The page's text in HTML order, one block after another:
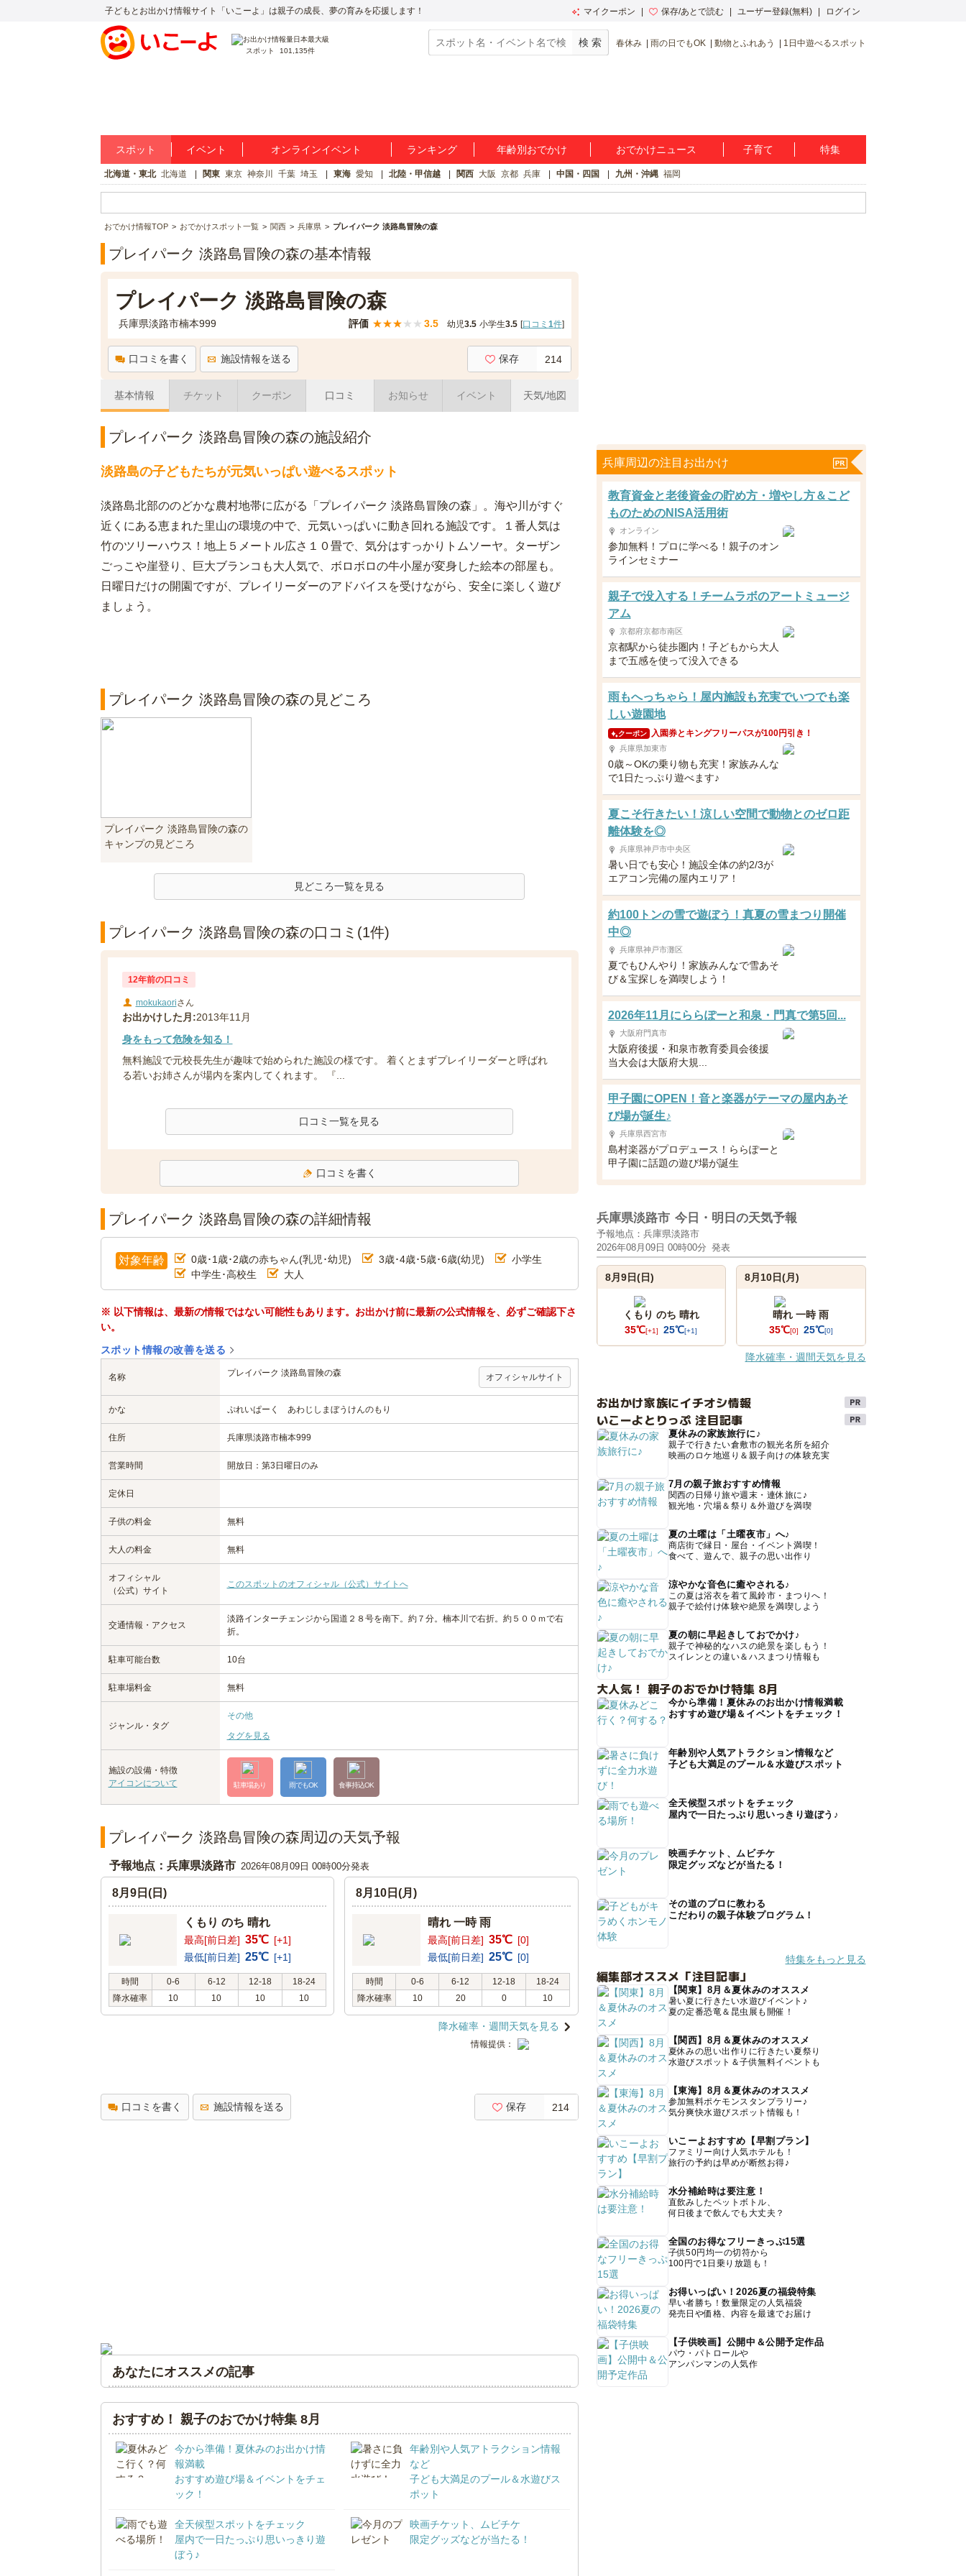
子どもとお出かけ情報サイト「いこーよ」は親子の成長、夢の育みを応援します！ マイクーポン 保存/あとで読む ユーザー登録(無料) ログイン
スポット 101,135件
春休み 雨の日でもOK 動物とふれあう 1日中遊べるスポット
スポット イベント オンラインイベント ランキング 年齢別おでかけ おでかけニュース 子育て 特集
北海道・東北 北海道 関東 東京 神奈川 千葉 埼玉 東海 愛知 北陸・甲信越 関西 大阪 京都 兵庫 中国・四国 九州・沖縄 福岡
おでかけ情報TOP おでかけスポット一覧 関西 兵庫県 プレイパーク 淡路島冒険の森
プレイパーク 淡路島冒険の森の基本情報
プレイパーク 淡路島冒険の森
兵庫県淡路市楠本999 評価 ★★★★ ★ 3.5 幼児3.5 小学生3.5 [口コミ 1件]
口コミを書く 施設情報を送る 保存 214
基本情報 チケット クーポン 口コミ お知らせ イベント 天気/地図
プレイパーク 淡路島冒険の森の施設紹介
淡路島の子どもたちが元気いっぱい遊べるスポット
淡路島北部ののどかな農村地帯に広がる「プレイパーク 淡路島冒険の森」。海や川がすぐ
近くにある恵まれた里山の環境の中で、元気いっぱいに動き回れる施設です。１番人気は
竹のツリーハウス！地上５メートル広さ１０畳で、気分はすっかりトムソーヤ。ターザン
ごっこや崖登り、巨大ブランコも大人気で、ボロボロの牛小屋が変身した絵本の部屋も。
日曜日だけの開園ですが、プレイリーダーのアドバイスを受けながら、安全に楽しく遊び
ましょう。
プレイパーク 淡路島冒険の森の見どころ
プレイパーク 淡路島冒険の森の
キャンプの見どころ
見どころ一覧を見る
プレイパーク 淡路島冒険の森の口コミ(1件)
12年前の口コミ
mokukaoriさん
お出かけした月:2013年11月
身をもって危険を知る！
無料施設で元校長先生が趣味で始められた施設の様です。 着くとまずプレイリーダーと呼ばれ
る若いお姉さんが場内を案内してくれます。 『...
口コミ一覧を見る
口コミを書く
プレイパーク 淡路島冒険の森の詳細情報
対象年齢 0歳･1歳･2歳の赤ちゃん(乳児･幼児) 3歳･4歳･5歳･6歳(幼児)
小学生
中学生･高校生
大人
※ 以下情報は、最新の情報ではない可能性もあります。お出かけ前に最新の公式情報を、必ずご確認下さ
い。
スポット情報の改善を送る
名称 プレイパーク 淡路島冒険の森 オフィシャルサイト
かな ぷれいぱーく あわじしまぼうけんのもり
住所 兵庫県淡路市楠本999
営業時間 開放日：第3日曜日のみ
定休日
子供の料金 無料
大人の料金 無料
オフィシャル
（公式）サイト
このスポットのオフィシャル（公式）サイトへ
交通情報・アクセス
淡路インターチェンジから国道２８号を南下。約７分。楠本川で右折。約５００ｍで右
折。
駐車可能台数 10台
駐車場料金 無料
ジャンル・タグ
その他
タグを見る
施設の設備・特徴
アイコンについて
駐車場あり 雨でもOK 食事持込OK
プレイパーク 淡路島冒険の森周辺の天気予報
予報地点：兵庫県淡路市 2026年08月09日 00時00分発表
8月9日(日)
くもり のち 晴れ
最高[前日差] 35℃ [+1]
最低[前日差] 25℃ [+1]
時間 0-6 6-12 12-18
18-24
降水確率
10 10 10 10
8月10日(月)
晴れ 一時 雨
最高[前日差] 35℃ [0]
最低[前日差] 25℃ [0]
時間 0-6 6-12 12-18
18-24
降水確率
10 20 0 10
降水確率・週間天気を見る
情報提供：
口コミを書く 施設情報を送る 保存 214
あなたにオススメの記事
おすすめ！ 親子のおでかけ特集 8月
今から準備！夏休みのお出かけ情
報満載
おすすめ遊び場＆イベントをチェ
ック！
年齢別や人気アトラクション情報
など
子ども大満足のプール＆水遊びス
ポット
全天候型スポットをチェック
屋内で一日たっぷり思いっきり遊
ぼう♪
映画チケット、ムビチケ
限定グッズなどが当たる！
兵庫周辺の注目お出かけ
教育資金と老後資金の貯め方・増やし方＆こど
ものためのNISA活用術
オンライン
参加無料！プロに学べる！親子のオン
ラインセミナー
親子で没入する！チームラボのアートミュージ
アム
京都府京都市南区
京都駅から徒歩圏内！子どもから大人
まで五感を使って没入できる
雨もへっちゃら！屋内施設も充実でいつでも楽
しい遊園地
クーポン 入園券とキングフリーパスが100円引き！
兵庫県加東市
0歳～OKの乗り物も充実！家族みんな
で1日たっぷり遊べます♪
夏こそ行きたい！涼しい空間で動物とのゼロ距
離体験を◎
兵庫県神戸市中央区
暑い日でも安心！施設全体の約2/3が
エアコン完備の屋内エリア！
約100トンの雪で遊ぼう！真夏の雪まつり開催
中◎
兵庫県神戸市灘区
夏でもひんやり！家族みんなで雪あそ
び＆宝探しを満喫しよう！
2026年11月にららぽーと和泉・門真で第5回...
大阪府門真市
大阪府後援・和泉市教育委員会後援
当大会は大阪府大規...
甲子園にOPEN！音と楽器がテーマの屋内あそ
び場が誕生♪
兵庫県西宮市
島村楽器がプロデュース！ららぽーと
甲子園に話題の遊び場が誕生
兵庫県淡路市 今日・明日の天気予報
予報地点：兵庫県淡路市
2026年08月09日 00時00分 発表
8月9日(日)
くもり のち 晴れ
35℃[+1] 25℃[+1]
8月10日(月)
晴れ 一時 雨
35℃[0] 25℃[0]
降水確率・週間天気を見る
お出かけ家族にイチオシ情報
いこーよとりっぷ 注目記事
夏休みの家族旅行に♪
親子で行きたい倉敷市の観光名所を紹介
映画のロケ地巡り＆親子向けの体験充実
7月の親子旅おすすめ情報
関西の日帰り旅や週末・連休旅に♪
観光地・穴場＆祭り＆外遊びを満喫
夏の土曜は「土曜夜市」へ♪
商店街で縁日・屋台・イベント満喫！
食べて、遊んで、親子の思い出作り
涼やかな音色に癒やされる♪
この夏は浴衣を着て風鈴市・まつりへ！
親子で絵付け体験や絶景を満喫しよう
夏の朝に早起きしておでかけ♪
親子で神秘的なハスの絶景を楽しもう！
スイレンとの違い＆ハスまつり情報も
大人気！ 親子のおでかけ特集 8月
今から準備！夏休みのお出かけ情報満載
おすすめ遊び場＆イベントをチェック！
年齢別や人気アトラクション情報など
子ども大満足のプール＆水遊びスポット
全天候型スポットをチェック
屋内で一日たっぷり思いっきり遊ぼう♪
映画チケット、ムビチケ
限定グッズなどが当たる！
その道のプロに教わる
こだわりの親子体験プログラム！
特集をもっと見る
編集部オススメ「注目記事」
【関東】8月＆夏休みのオススメ
暑い夏に行きたい水遊びイベント♪
夏の定番恐竜＆昆虫展も開催！
【関西】8月＆夏休みのオススメ
夏休みの思い出作りに行きたい夏祭り
水遊びスポット＆子供無料イベントも
【東海】8月＆夏休みのオススメ
参加無料ポケモンスタンプラリー♪
気分爽快水遊びスポット情報も！
いこーよおすすめ【早割プラン】
ファミリー向け人気ホテルも！
旅行の予約は早めが断然お得♪
水分補給時は要注意！
直飲みしたペットボトル、
何日後まで飲んでも大丈夫？
全国のお得なフリーきっぷ15選
子供50円均一の切符から
100円で1日乗り放題も！
お得いっぱい！2026夏の福袋特集
早い者勝ち！数量限定の人気福袋
発売日や価格、内容を最速でお届け
【子供映画】公開中＆公開予定作品
パウ・パトロールや
アンパンマンの人気作